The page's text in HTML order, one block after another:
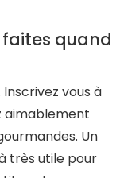
faites quand
vous à
aimablement
Un
très utile pour